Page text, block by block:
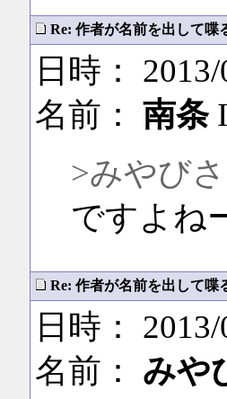
Re: 作者が名前を出して
日時：
名前： 南条
>みやび
ですよね
Re: 作者が名前を出して
日時：
名前： みや